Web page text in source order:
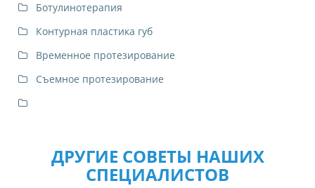
Ботулинотерапия
Контурная пластика губ
Временное протезирование
Съемное протезирование
ДРУГИЕ СОВЕТЫ НАШИХ
СПЕЦИАЛИСТОВ